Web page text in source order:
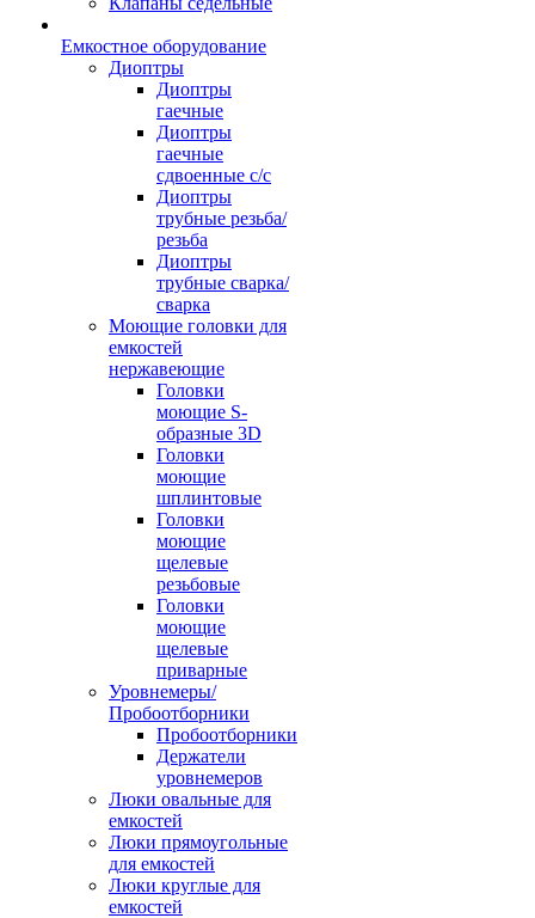
Емкостное оборудование
Диоптры
Диоптры
гаечные
Диоптры
гаечные
сдвоенные c/c
Диоптры
трубные резьба/
резьба
Диоптры
трубные сварка/
сварка
Моющие головки для
емкостей
нержавеющие
Головки
моющие S-
образные 3D
Головки
моющие
шплинтовые
Головки
моющие
щелевые
резьбовые
Головки
моющие
щелевые
приварные
Уровнемеры/
Пробоотборники
Пробоотборники
Держатели
уровнемеров
Люки овальные для
емкостей
Люки прямоугольные
для емкостей
Люки круглые для
емкостей